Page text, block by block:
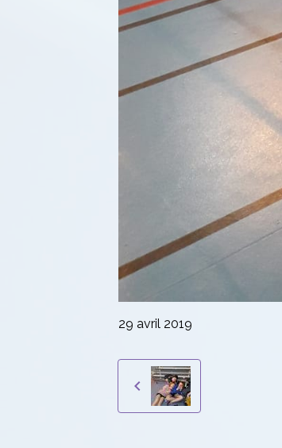
29 avril 2019